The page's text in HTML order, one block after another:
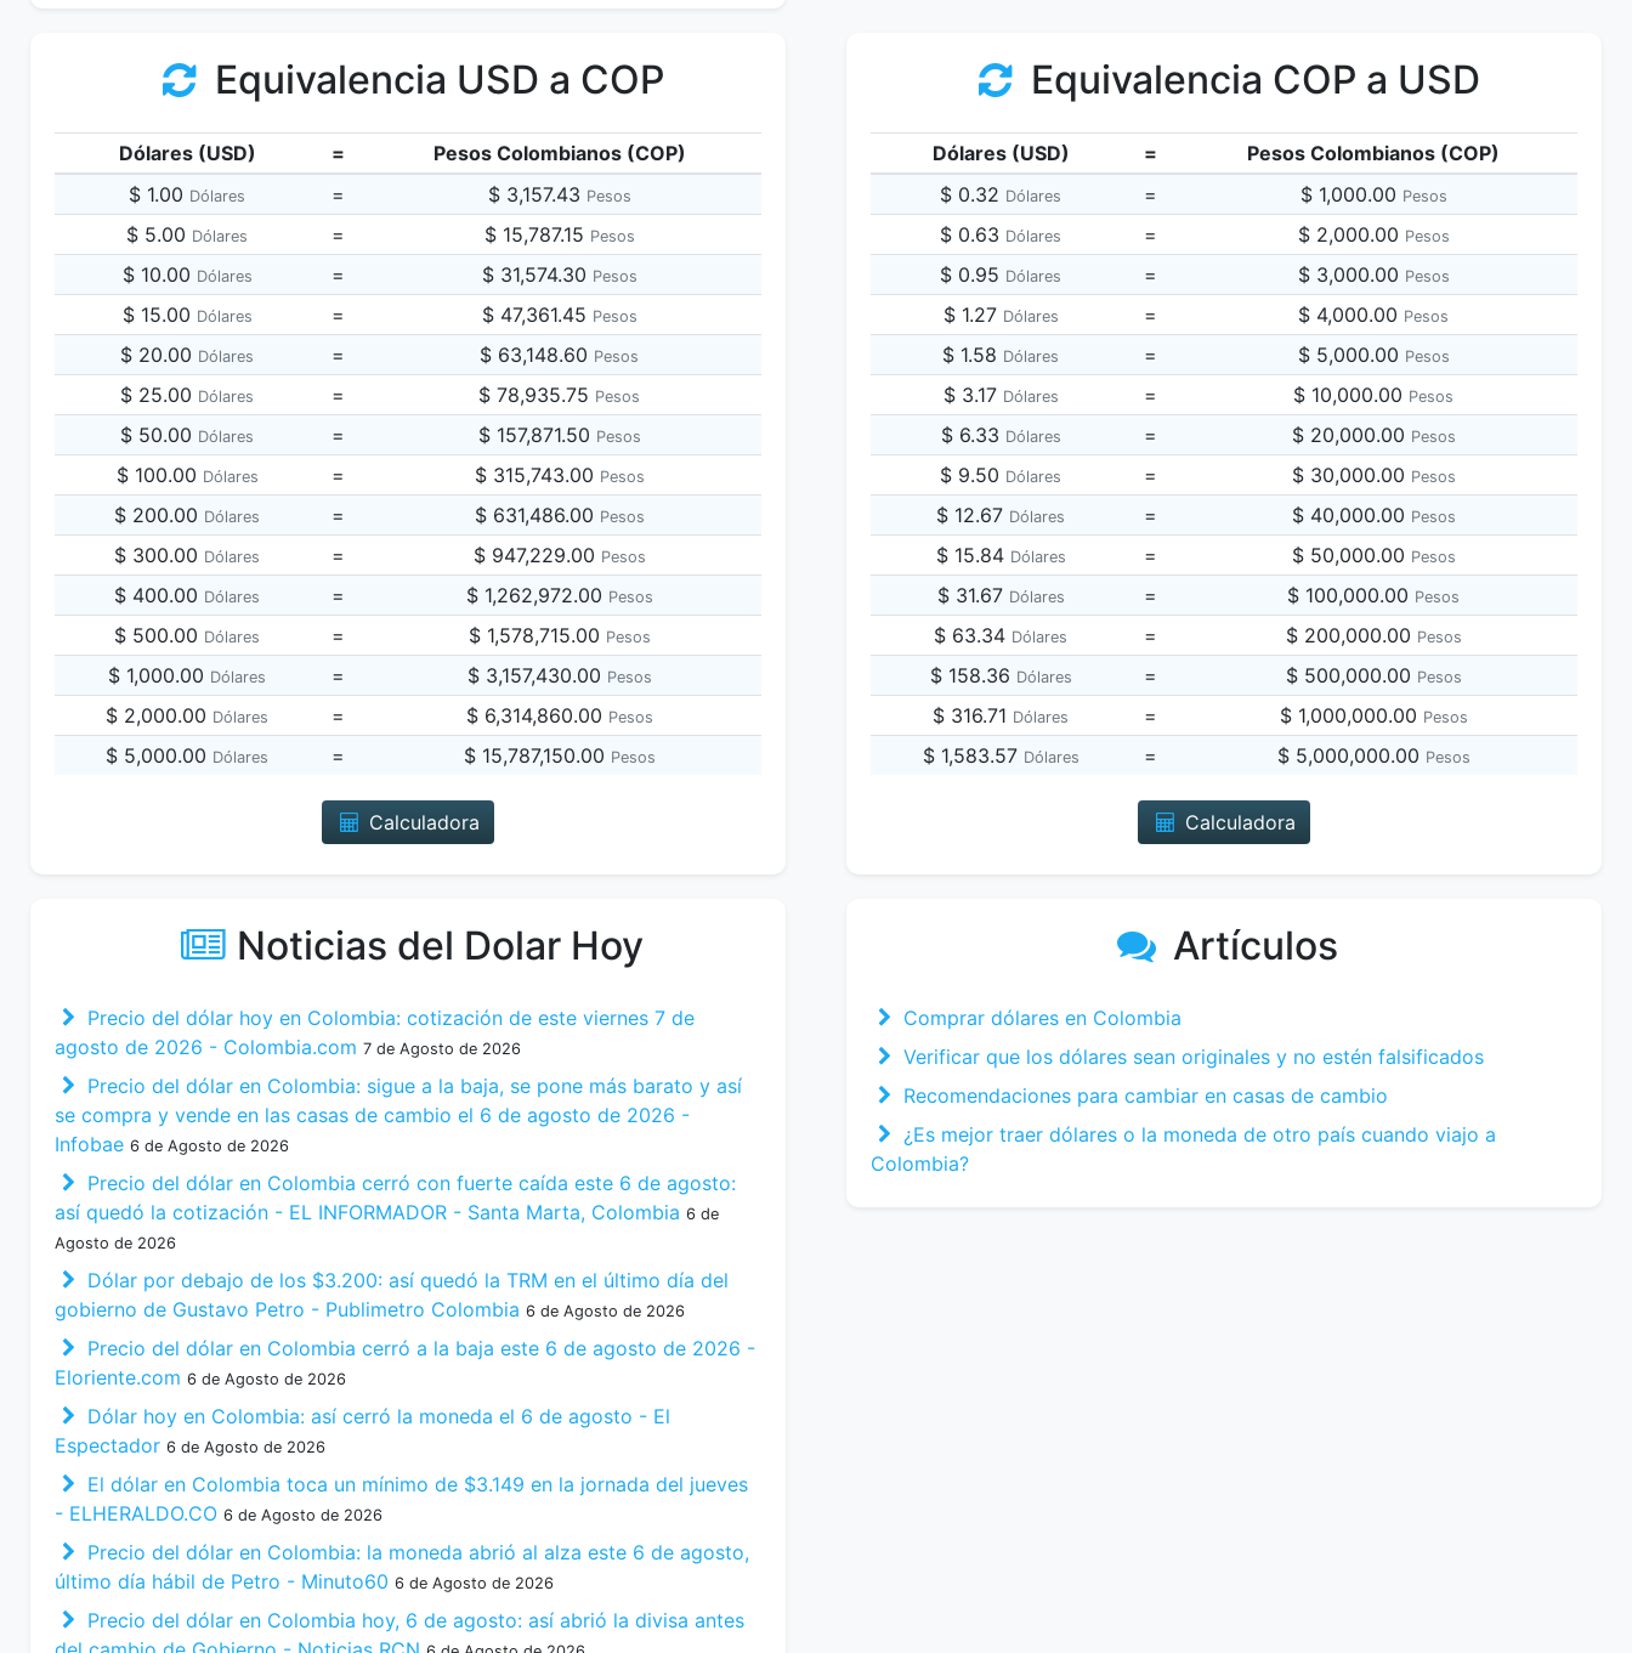
Equivalencia USD a COP
Dólares (USD) =
Pesos Colombianos (COP)
$ 1.00 Dólares = $ 3,157.43 Pesos
$ 5.00 Dólares = $ 15,787.15 Pesos
$ 10.00 Dólares = $ 31,574.30 Pesos
$ 15.00 Dólares = $ 47,361.45 Pesos
$ 20.00 Dólares = $ 63,148.60 Pesos
$ 25.00 Dólares = $ 78,935.75 Pesos
$ 50.00 Dólares = $ 157,871.50 Pesos
$ 100.00 Dólares = $ 315,743.00 Pesos
$ 200.00 Dólares = $ 631,486.00 Pesos
$ 300.00 Dólares = $ 947,229.00 Pesos
$ 400.00 Dólares = $ 1,262,972.00 Pesos
$ 500.00 Dólares = $ 1,578,715.00 Pesos
$ 1,000.00 Dólares = $ 3,157,430.00 Pesos
$ 2,000.00 Dólares = $ 6,314,860.00 Pesos
$ 5,000.00 Dólares = $ 15,787,150.00 Pesos
Calculadora
Equivalencia COP a USD
Dólares (USD) =
Pesos Colombianos (COP)
$ 0.32 Dólares = $ 1,000.00 Pesos
$ 0.63 Dólares = $ 2,000.00 Pesos
$ 0.95 Dólares = $ 3,000.00 Pesos
$ 1.27 Dólares = $ 4,000.00 Pesos
$ 1.58 Dólares = $ 5,000.00 Pesos
$ 3.17 Dólares = $ 10,000.00 Pesos
$ 6.33 Dólares = $ 20,000.00 Pesos
$ 9.50 Dólares = $ 30,000.00 Pesos
$ 12.67 Dólares = $ 40,000.00 Pesos
$ 15.84 Dólares = $ 50,000.00 Pesos
$ 31.67 Dólares = $ 100,000.00 Pesos
$ 63.34 Dólares = $ 200,000.00 Pesos
$ 158.36 Dólares = $ 500,000.00 Pesos
$ 316.71 Dólares = $ 1,000,000.00 Pesos
$ 1,583.57 Dólares = $ 5,000,000.00 Pesos
Calculadora
Noticias del Dolar Hoy
Precio del dólar hoy en Colombia: cotización de este viernes 7 de
agosto de 2026 - Colombia.com 7 de Agosto de 2026
Precio del dólar en Colombia: sigue a la baja, se pone más barato y así
se compra y vende en las casas de cambio el 6 de agosto de 2026 -
Infobae 6 de Agosto de 2026
Precio del dólar en Colombia cerró con fuerte caída este 6 de agosto:
así quedó la cotización - EL INFORMADOR - Santa Marta, Colombia 6 de
Agosto de 2026
Dólar por debajo de los $3.200: así quedó la TRM en el último día del
gobierno de Gustavo Petro - Publimetro Colombia 6 de Agosto de 2026
Precio del dólar en Colombia cerró a la baja este 6 de agosto de 2026 -
Eloriente.com 6 de Agosto de 2026
Dólar hoy en Colombia: así cerró la moneda el 6 de agosto - El
Espectador 6 de Agosto de 2026
El dólar en Colombia toca un mínimo de $3.149 en la jornada del jueves
- ELHERALDO.CO 6 de Agosto de 2026
Precio del dólar en Colombia: la moneda abrió al alza este 6 de agosto,
último día hábil de Petro - Minuto60 6 de Agosto de 2026
Precio del dólar en Colombia hoy, 6 de agosto: así abrió la divisa antes
Artículos
Comprar dólares en Colombia
Verificar que los dólares sean originales y no estén falsificados
Recomendaciones para cambiar en casas de cambio
¿Es mejor traer dólares o la moneda de otro país cuando viajo a
Colombia?